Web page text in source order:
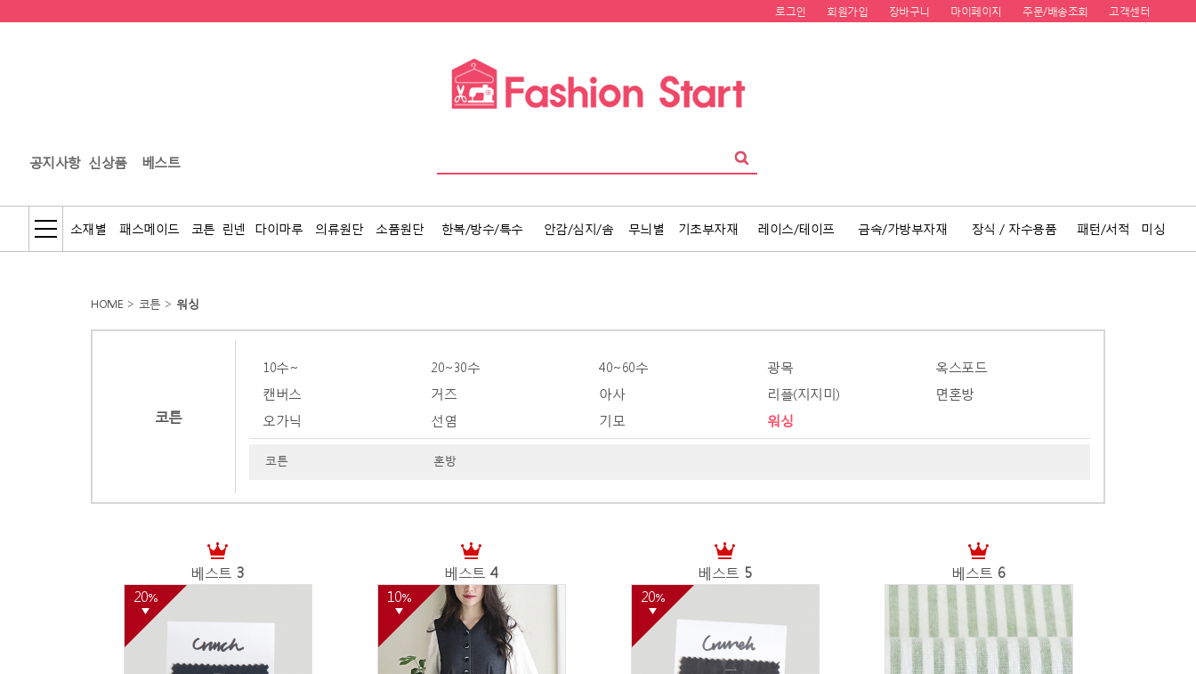
로그인 회원가입 장바구니 마이페이지 주문/배송조회 고객센터
공지사항 신상품 베스트
소재별 패스메이드 코튼 린넨 다이마루 의류원단 소품원단 한복/방수/특수 안감/심지/솜 무늬별 기초부자재 레이스/테이프 금속/가방부자재 장식 / 자수용품 패턴/서적 미싱
HOME > 코튼> 워싱
코튼
10수~ 20~30수 40~60수 광목
옥스포드
캔버스
거즈 아사 리플(지지미)
면혼방
오가닉
선염 기모 워싱
코튼 혼방
베스트 3
20%
▼
베스트4
10%
▼
베스트 5
20%
▼
베스트 6